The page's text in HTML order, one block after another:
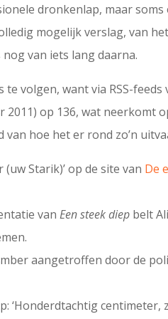
dronkenlap, maar
mogelijk verslag, van
van iets lang daarna.
volgen, want via RSS-
op 136, wat neerkomt
hoe het er rond zo’n
Starik)’ op de site van De
vanEen steek diep belt
aangetroffen door de
‘Honderdtachtig